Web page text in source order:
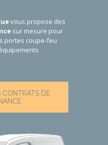
vous propose des
sur mesure pour
portes coupe-feu
CONTRATS DE